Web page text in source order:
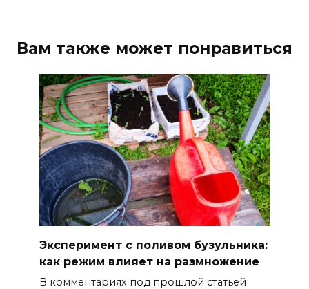
Вам также может понравиться
Эксперимент с поливом бузульника:
как режим влияет на размножение
В комментариях под прошлой статьей